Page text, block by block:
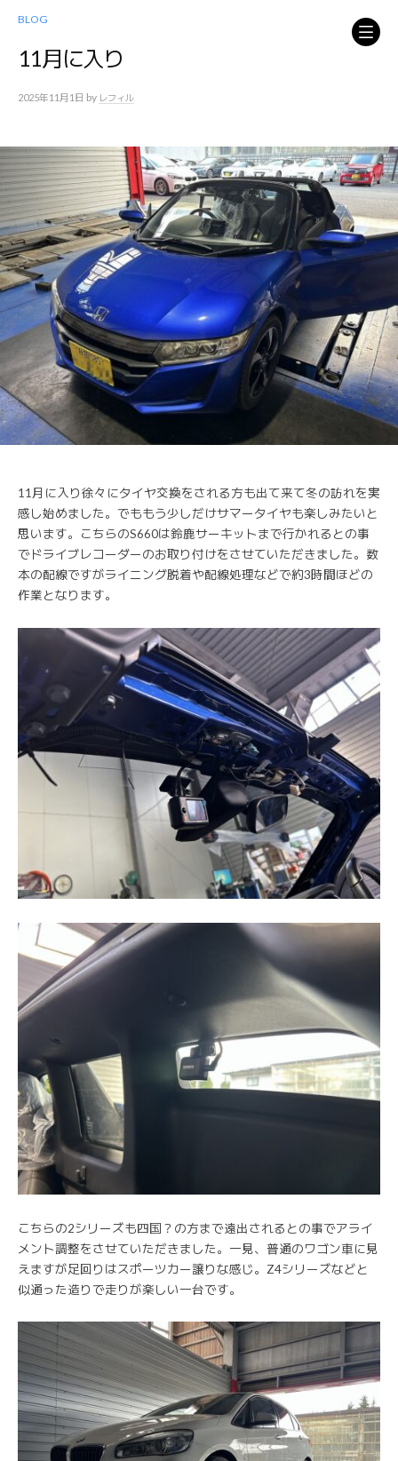
キ
ッ
プ
BLOG
11月に入り
2025年11月1日 by レフィル
11月に入り徐々にタイヤ交換をされる方も出て来て冬の訪れを実
感し始めました。でももう少しだけサマータイヤも楽しみたいと
思います。こちらのS660は鈴鹿サーキットまで行かれるとの事
でドライブレコーダーのお取り付けをさせていただきました。数
本の配線ですがライニング脱着や配線処理などで約3時間ほどの
作業となります。
こちらの2シリーズも四国？の方まで遠出されるとの事でアライ
メント調整をさせていただきました。一見、普通のワゴン車に見
えますが足回りはスポーツカー譲りな感じ。Z4シリーズなどと
似通った造りで走りが楽しい一台です。